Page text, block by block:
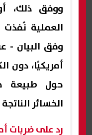
ووفق ذلك،
العملية
أمريكيًا، دون
حول طبيعة
الخسائر
رد على ضربات